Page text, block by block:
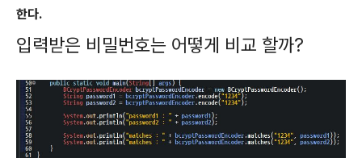
한다.
입력받은 비밀번호는 어떻게 비교 할까?